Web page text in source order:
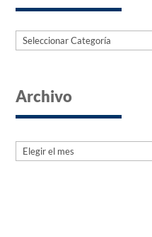
Categorías
Archivo
Archives